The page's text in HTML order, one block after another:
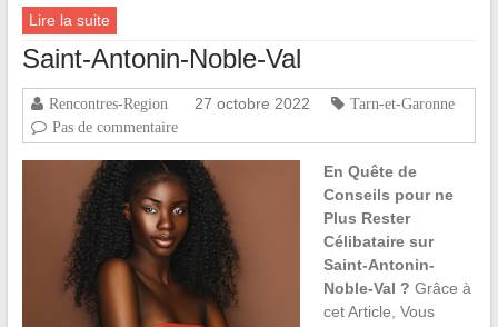
Lire la suite
Saint-Antonin-Noble-Val
Rencontres-Region 27 octobre 2022
Tarn-et-Garonne
Pas de commentaire
En Quête de
Conseils pour ne
Plus Rester
Célibataire sur
Saint-Antonin-
Noble-Val ? Grâce à
cet Article, Vous